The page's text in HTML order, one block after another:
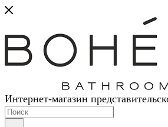
Интернет-магазин